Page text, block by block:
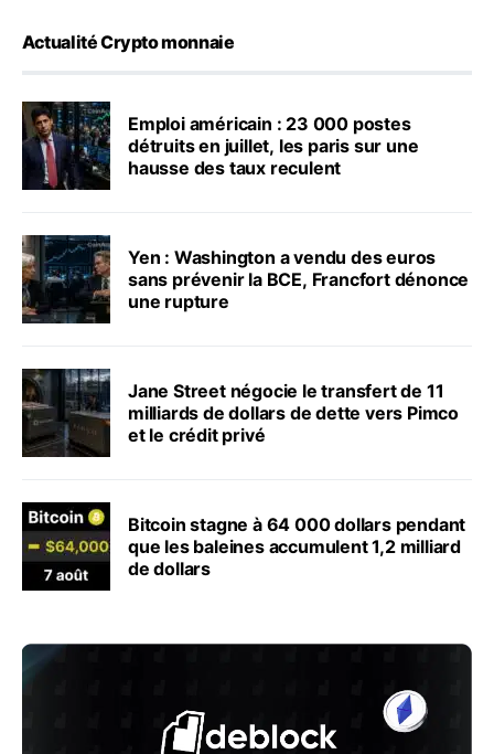
Actualité Crypto monnaie
Emploi américain : 23 000 postes
détruits en juillet, les paris sur une
hausse des taux reculent
Yen : Washington a vendu des euros
sans prévenir la BCE, Francfort dénonce
une rupture
Jane Street négocie le transfert de 11
milliards de dollars de dette vers Pimco
et le crédit privé
Bitcoin stagne à 64 000 dollars pendant
que les baleines accumulent 1,2 milliard
de dollars